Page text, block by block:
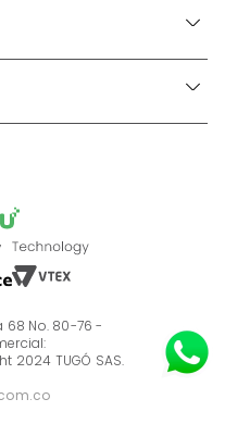
+
para productos
Tugó S.A.S
+
68 No. 80-76 -
2024 TUGÓ SAS.